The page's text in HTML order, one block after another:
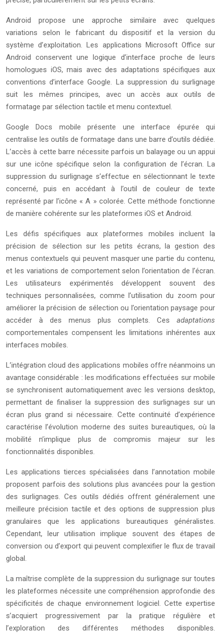
Android propose une approche similaire avec quelques
variations selon le fabricant du dispositif et la version du
système d’exploitation. Les applications Microsoft Office sur
Android conservent une logique d’interface proche de leurs
homologues iOS, mais avec des adaptations spécifiques aux
conventions d’interface Google. La suppression du surlignage
suit les mêmes principes, avec un accès aux outils de
formatage par sélection tactile et menu contextuel.
Google Docs mobile présente une interface épurée qui
centralise les outils de formatage dans une barre d’outils dédiée.
L’accès à cette barre nécessite parfois un balayage ou un appui
sur une icône spécifique selon la configuration de l’écran. La
suppression du surlignage s’effectue en sélectionnant le texte
concerné, puis en accédant à l’outil de couleur de texte
représenté par l’icône « A » colorée. Cette méthode fonctionne
de manière cohérente sur les plateformes iOS et Android.
Les défis spécifiques aux plateformes mobiles incluent la
précision de sélection sur les petits écrans, la gestion des
menus contextuels qui peuvent masquer une partie du contenu,
et les variations de comportement selon l’orientation de l’écran.
Les utilisateurs expérimentés développent souvent des
techniques personnalisées, comme l’utilisation du zoom pour
améliorer la précision de sélection ou l’orientation paysage pour
accéder à des menus plus complets. Ces adaptations
comportementales compensent les limitations inhérentes aux
interfaces mobiles.
L’intégration cloud des applications mobiles offre néanmoins un
avantage considérable : les modifications effectuées sur mobile
se synchronisent automatiquement avec les versions desktop,
permettant de finaliser la suppression des surlignages sur un
écran plus grand si nécessaire. Cette continuité d’expérience
caractérise l’évolution moderne des suites bureautiques, où la
mobilité n’implique plus de compromis majeur sur les
fonctionnalités disponibles.
Les applications tierces spécialisées dans l’annotation mobile
proposent parfois des solutions plus avancées pour la gestion
des surlignages. Ces outils dédiés offrent généralement une
meilleure précision tactile et des options de suppression plus
granulaires que les applications bureautiques généralistes.
Cependant, leur utilisation implique souvent des étapes de
conversion ou d’export qui peuvent complexifier le flux de travail
global.
La maîtrise complète de la suppression du surlignage sur toutes
les plateformes nécessite une compréhension approfondie des
spécificités de chaque environnement logiciel. Cette expertise
s’acquiert progressivement par la pratique régulière et
l’exploration des différentes méthodes disponibles.